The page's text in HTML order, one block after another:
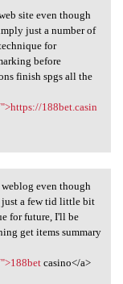
site even though
just a number of
for
before
finish spgs all the
188bet.casin
your
even though
a few tid little bit
for future, I'll be
get items summary
casino</a>